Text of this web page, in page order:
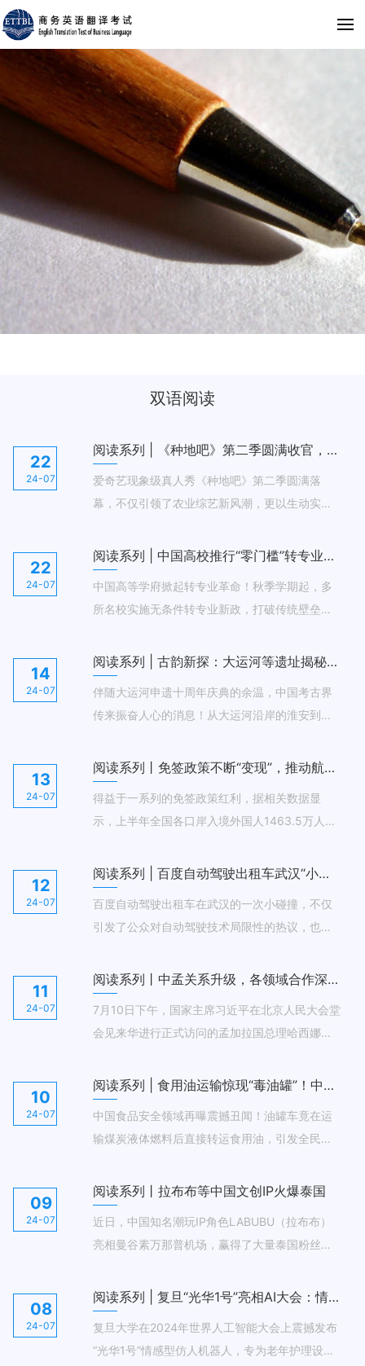
双语阅读
22
24-07
阅读系列 | 《种地吧》第二季圆满收官，青年农业梦照进现实！
爱奇艺现象级真人秀《种地吧》第二季圆满落
幕，不仅引领了农业综艺新风潮，更以生动实践
夫”，在30公顷的土地上挥洒汗水，从种植到创
业，每一步都见证了他们的成长与蜕变。节目不
仅收获了口碑与收视双丰收，更激发了公众对农
业及生态保护的关注热情，爱奇艺正携手各界，
22
24-07
阅读系列 | 中国高校推行“零门槛”转专业，学生兴趣潜能大解放！
中国高等学府掀起转专业革命！秋季学期起，多
所名校实施无条件转专业新政，打破传统壁垒，
专业不再是遥不可及的梦，而是触手可及的机
会。这一变革旨在挖掘学生潜能，促进个性化发
展，但专家也提醒，选择需谨慎，避免盲目跟
风，确保每一步都踏在成长的坚实步伐上。
14
24-07
​阅读系列 | 古韵新探：大运河等遗址揭秘千年华夏文明密码
伴随大运河申遗十周年庆典的余温，中国考古界
传来振奋人心的消息！从大运河沿岸的淮安到战
古新发现如同穿越时空的信使，将明清城镇的繁
荣、越国王城的辉煌、北宋都城的雄伟一一展现
在世人面前。
13
24-07
阅读系列丨免签政策不断“变现”，推动航班量增加20%以上
得益于一系列的免签政策红利，据相关数据显
示，上半年全国各口岸入境外国人1463.5万人
上。“China Travel”（中国游）正成为网络热词，
“打卡中国”火爆社交媒体。
12
24-07
阅读系列 | 百度自动驾驶出租车武汉“小插曲”：技术进步与就业挑战并存
百度自动驾驶出租车在武汉的一次小碰撞，不仅
引发了公众对自动驾驶技术局限性的热议，也折
的雄心壮志到出租车司机的职业忧虑，这场“小插
曲”背后，是自动驾驶技术加速发展与传统行业变
革的激烈碰撞。随着智能网联汽车时代的到来，
我们该如何平衡技术进步与社会就业，成为了一
11
24-07
阅读系列丨中孟关系升级，各领域合作深度和广度不断拓展
7月10日下午，国家主席习近平在北京人民大会堂
会见来华进行正式访问的孟加拉国总理哈西娜。
作伙伴关系。双方将不断拓展各领域合作深度和
广度，推动中孟全面战略合作伙伴关系行稳致
远。
10
24-07
阅读系列 | 食用油运输惊现“毒油罐”！中国食品安全再敲警钟
中国食品安全领域再曝震撼丑闻！油罐车竟在运
输煤炭液体燃料后直接转运食用油，引发全民担
委员会紧急行动，组建专项小组彻查。专家警告
有毒物质危害健康，律师直指行为违法。涉事企
业纷纷自查，监管风暴席卷全国，食品安全之路
任重道远，公众期待更严监管守护舌尖安全。
09
24-07
阅读系列丨拉布布等中国文创IP火爆泰国
近日，中国知名潮玩IP角色LABUBU（拉布布）
亮相曼谷素万那普机场，赢得了大量泰国粉丝的
2018年，手握该IP的中国企业泡泡玛特就已进军
东南亚市场，截至目前，已在泰国开设五家线下
门店，并将于7月5日在曼谷开出第六家主题门
店。泰国粉丝们不仅在线下实体店排队疯抢，甚
08
24-07
阅读系列 | 复旦“光华1号”亮相AI大会：情感仿人机器人，为老年护理注入温暖科技
复旦大学在2024年世界人工智能大会上震撼发布
“光华1号”情感型仿人机器人，专为老年护理设